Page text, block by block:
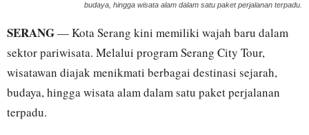
budaya, hingga wisata alam dalam satu paket perjalanan terpadu.
SERANG— Kota Serang kini memiliki wajah baru dalam
sektor pariwisata. Melalui program Serang City Tour,
wisatawan diajak menikmati berbagai destinasi sejarah,
budaya, hingga wisata alam dalam satu paket perjalanan
terpadu.